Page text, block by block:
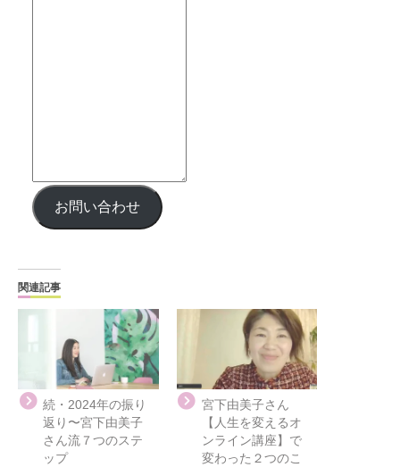
お問い合わせ
関連記事
続・2024年の振り
返り〜宮下由美子
さん流７つのステ
ップ
宮下由美子さん
【人生を変えるオ
ンライン講座】で
変わった２つのこ